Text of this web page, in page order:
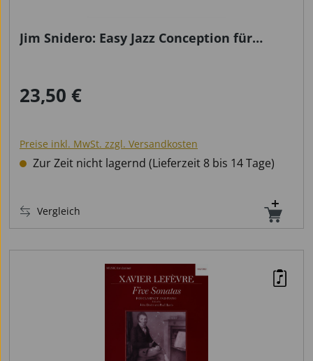
Jim Snidero: Easy Jazz Conception für
Regulärer Preis:
23,50 €
Preise inkl. MwSt. zzgl. Versandkosten
Zur Zeit nicht lagernd (Lieferzeit 8 bis 14 Tage)
Vergleich